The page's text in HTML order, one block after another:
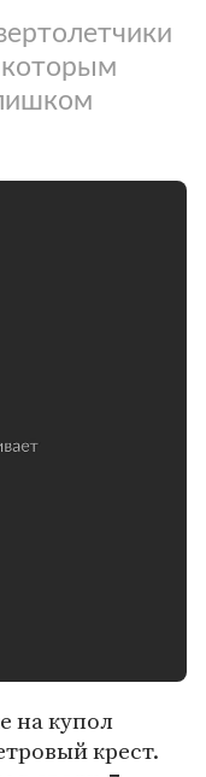
которым
на купол
крест.